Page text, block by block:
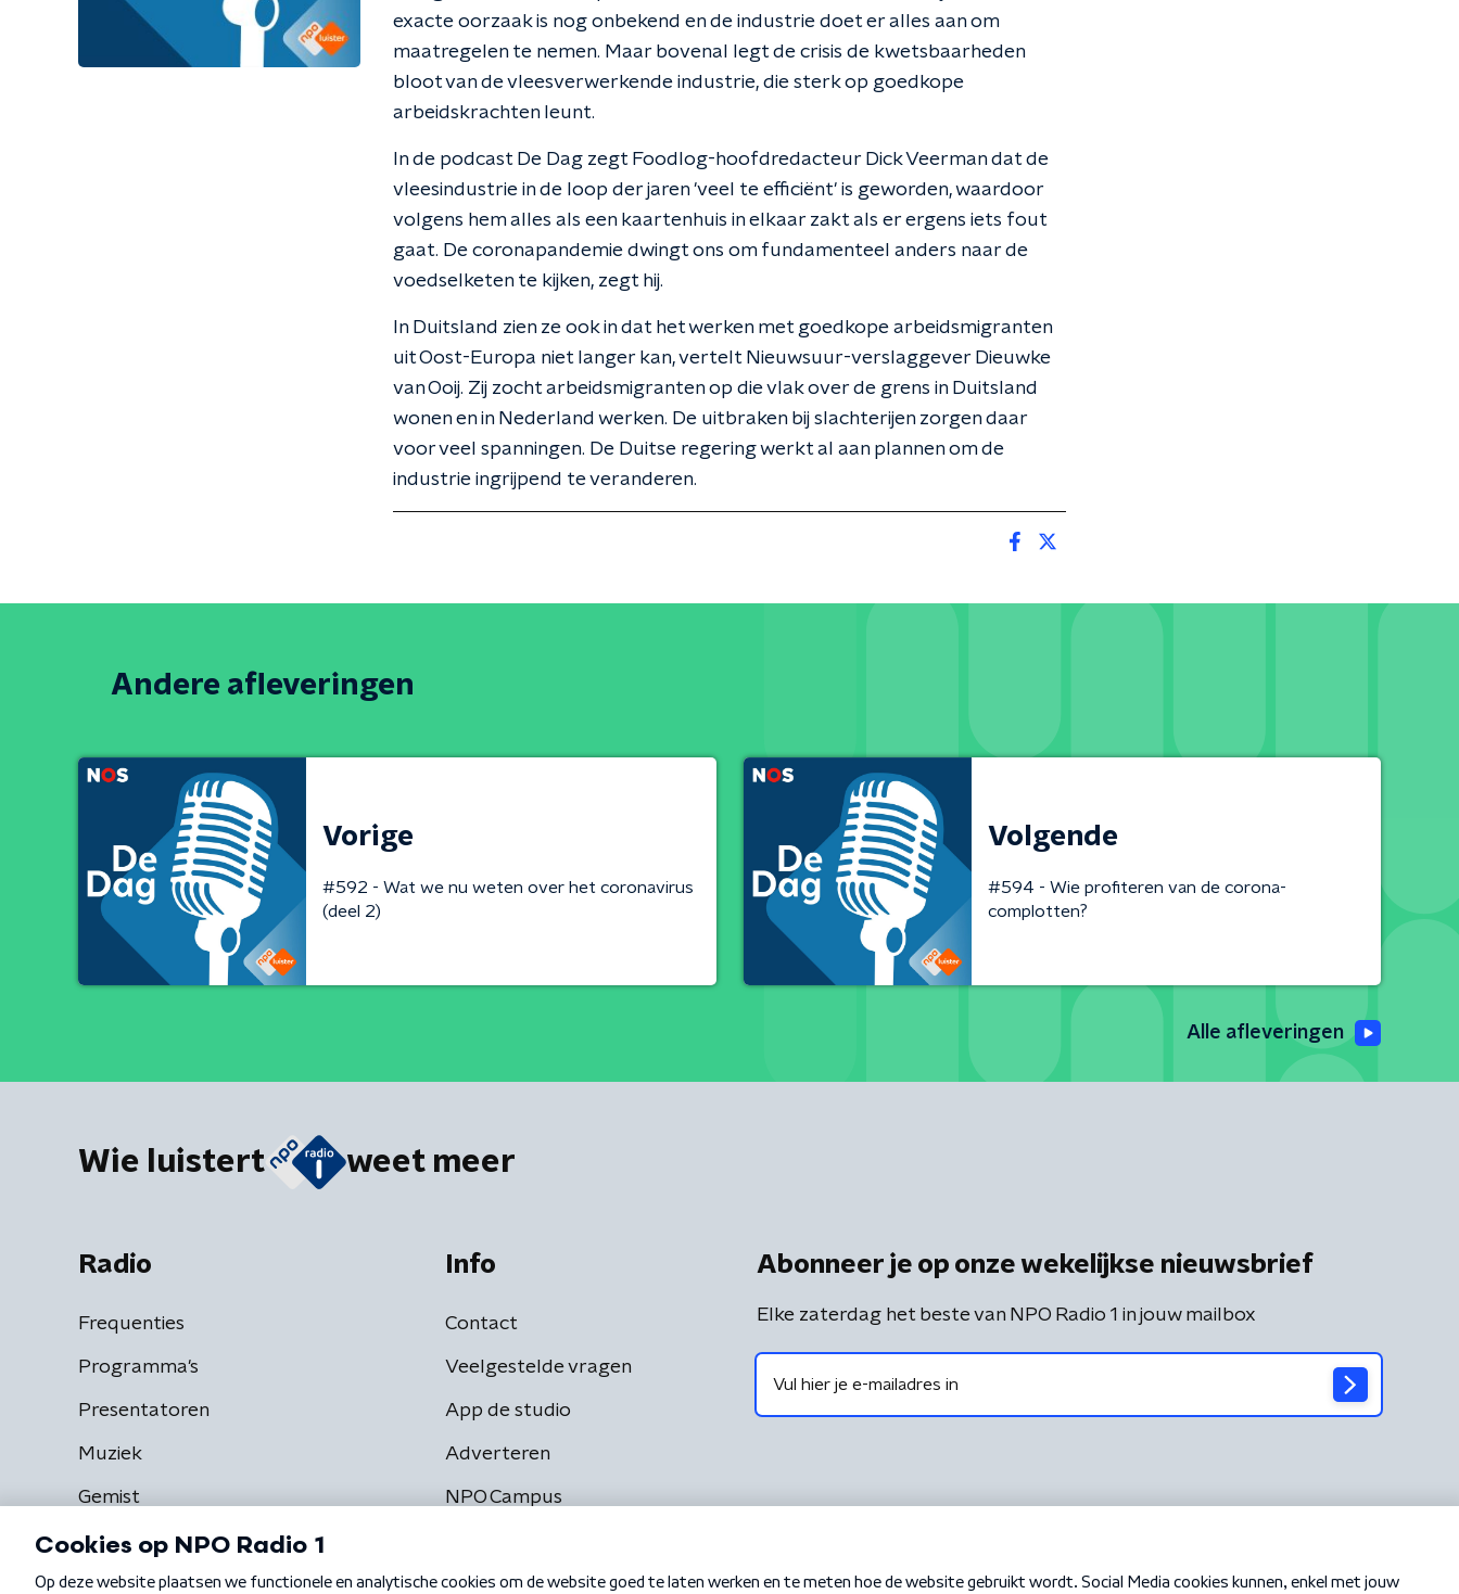
exacte oorzaak is nog onbekend en de industrie doet er alles aan om
maatregelen te nemen. Maar bovenal legt de crisis de kwetsbaarheden
bloot van de vleesverwerkende industrie, die sterk op goedkope
arbeidskrachten leunt.
In de podcast De Dag zegt Foodlog-hoofdredacteur Dick Veerman dat de
vleesindustrie in de loop der jaren 'veel te efficiënt' is geworden, waardoor
volgens hem alles als een kaartenhuis in elkaar zakt als er ergens iets fout
gaat. De coronapandemie dwingt ons om fundamenteel anders naar de
voedselketen te kijken, zegt hij.
In Duitsland zien ze ook in dat het werken met goedkope arbeidsmigranten
uit Oost-Europa niet langer kan, vertelt Nieuwsuur-verslaggever Dieuwke
van Ooij. Zij zocht arbeidsmigranten op die vlak over de grens in Duitsland
wonen en in Nederland werken. De uitbraken bij slachterijen zorgen daar
voor veel spanningen. De Duitse regering werkt al aan plannen om de
industrie ingrijpend te veranderen.
Andere afleveringen
Vorige
#592 - Wat we nu weten over het coronavirus
(deel 2)
Volgende
#594 - Wie profiteren van de corona-
complotten?
Alle afleveringen
Wie luistert weet meer
Radio
Frequenties
Programma's
Presentatoren
Muziek
Gemist
Info
Contact
Veelgestelde vragen
App de studio
Adverteren
NPO Campus
Abonneer je op onze wekelijkse nieuwsbrief
Elke zaterdag het beste van NPO Radio 1 in jouw mailbox